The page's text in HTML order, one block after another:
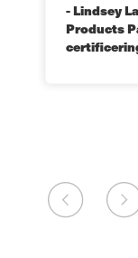
- Lindsey
Products